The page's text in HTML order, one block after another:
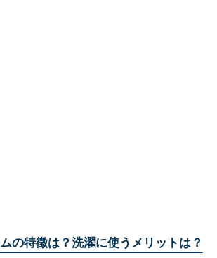
の特徴は？洗濯に使うメリットは？